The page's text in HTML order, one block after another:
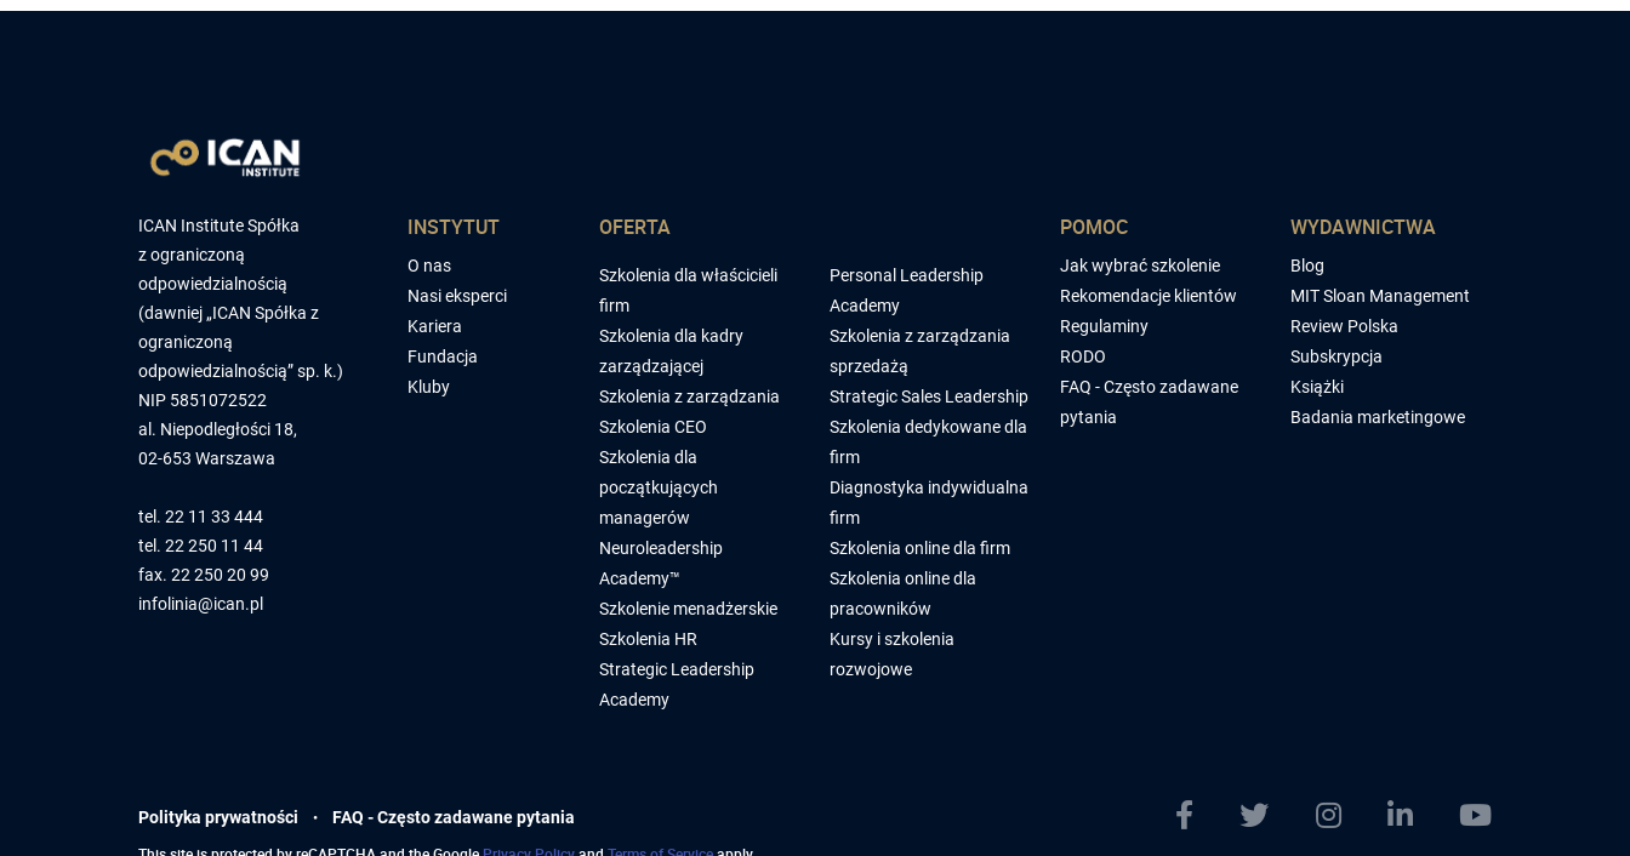
ICAN Institute Spółka
z ograniczoną
odpowiedzialnością
(dawniej „ICAN Spółka z
ograniczoną
odpowiedzialnością” sp. k.)
NIP 5851072522
al. Niepodległości 18,
02-653 Warszawa
tel. 22 11 33 444
tel. 22 250 11 44
fax. 22 250 20 99
infolinia@ican.pl
INSTYTUT
O nas
Nasi eksperci
Kariera
Fundacja
Kluby
OFERTA
Szkolenia dla właścicieli
firm
Szkolenia dla kadry
zarządzającej
Szkolenia z zarządzania
Szkolenia CEO
Szkolenia dla
początkujących
managerów
Neuroleadership
Academy™
Szkolenie menadżerskie
Szkolenia HR
Strategic Leadership
Academy
Personal Leadership
Academy
Szkolenia z zarządzania
sprzedażą
Strategic Sales Leadership
Szkolenia dedykowane dla
firm
Diagnostyka indywidualna
firm
Szkolenia online dla firm
Szkolenia online dla
pracowników
Kursy i szkolenia
rozwojowe
POMOC
Jak wybrać szkolenie
Rekomendacje klientów
Regulaminy
RODO
FAQ - Często zadawane
pytania
WYDAWNICTWA
Blog
MIT Sloan Management
Review Polska
Subskrypcja
Książki
Badania marketingowe
Polityka prywatności · FAQ -Często zadawane pytania